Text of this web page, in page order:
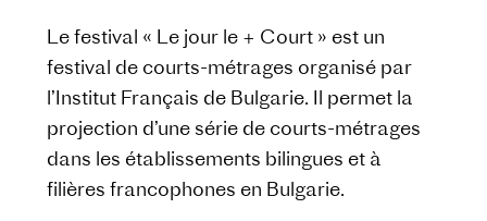
Le festival « Le jour le + Court » est un
festival de courts-métrages organisé par
l’Institut Français de Bulgarie. Il permet la
projection d’une série de courts-métrages
dans les établissements bilingues et à
filières francophones en Bulgarie.